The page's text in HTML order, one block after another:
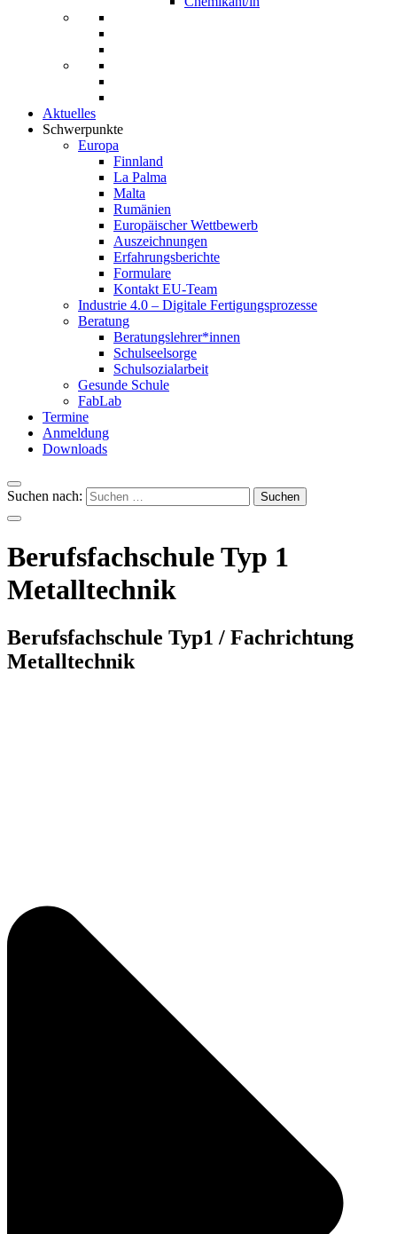
Aktuelles
Schwerpunkte
Europa
Finnland
La Palma
Malta
Rumänien
Europäischer Wettbewerb
Auszeichnungen
Erfahrungsberichte
Formulare
Kontakt EU-Team
Industrie 4.0 – Digitale Fertigungsprozesse
Beratung
Beratungslehrer*innen
Schulseelsorge
Schulsozialarbeit
Gesunde Schule
FabLab
Termine
Anmeldung
Downloads
Suchen nach:
Berufsfachschule Typ 1
Metalltechnik
Berufsfachschule Typ1 / Fachrichtung
Metalltechnik